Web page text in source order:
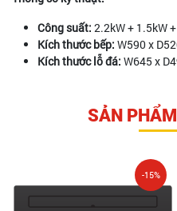
Công suất: 2.2kW + 1.5kW
Kích thước bếp: W590 x
Kích thước lỗ đá: W645 x
SẢN
-15%